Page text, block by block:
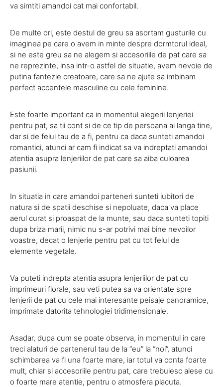
va simtiti amandoi cat mai confortabil.
De multe ori, este destul de greu sa asortam gusturile cu
imaginea pe care o avem in minte despre dormtorul ideal,
si ne este greu sa ne alegem si accesoriile de pat care sa
ne reprezinte, insa intr-o astfel de situatie, avem nevoie de
putina fantezie creatoare, care sa ne ajute sa imbinam
perfect accentele masculine cu cele feminine.
Este foarte important ca in momentul alegerii lenjeriei
pentru pat, sa tii cont si de ce tip de persoana ai langa tine,
dar si de felul tau de a fi, pentru ca daca sunteti amandoi
romantici, atunci ar cam fi indicat sa va indreptati amandoi
atentia asupra lenjeriilor de pat care sa aiba culoarea
pasiunii.
In situatia in care amandoi parteneri sunteti iubitori de
natura si de spatii deschise si nepoluate, daca va place
aerul curat si proaspat de la munte, sau daca sunteti topiti
dupa briza marii, nimic nu s-ar potrivi mai bine nevoilor
voastre, decat o lenjerie pentru pat cu tot felul de
elemente vegetale.
Va puteti indrepta atentia asupra lenjeriilor de pat cu
imprimeuri florale, sau veti putea sa va orientate spre
lenjerii de pat cu cele mai interesante peisaje panoramice,
imprimate datorita tehnologiei tridimensionale.
Asadar, dupa cum se poate observa, in momentul in care
treci alaturi de partenerul tau de la “eu” la “noi”, atunci
schimbarea va fi una foarte mare, iar totul va conta foarte
mult, chiar si accesoriile pentru pat, care trebuiesc alese cu
o foarte mare atentie, pentru o atmosfera placuta.